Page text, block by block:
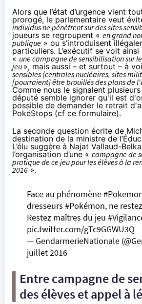
Alors que l’état d’urgence vient
prorogé, le parlementaire veut
individus ne pénètrent sur des sites
joueurs se regroupent « en grand
publique » ou s’introduisent
particuliers. L’exécutif se voit
« une campagne de sensibilisation sur
jeu », mais aussi – et surtout – à
sensibles (centrales nucléaires, sites
[pourraient] être brouillés des plans de
Comme nous le signalent
député semble ignorer qu'il est
possible de demander le retrait
PokéStops (cf ce formulaire).
La seconde question écrite de
destination de la ministre de
L’élu suggère à Najat Vallaud-
l’organisation d’une « campagne de
pratique de ce jeu pour les élèves à la
2016 ».
Face au phénomène
dresseurs #Pokémon, ne
Restez maîtres du jeu
pic.twitter.com/gTc9GGWU3Q
— GendarmerieNationale
juillet 2016
Entre campagne de
des élèves et appel à